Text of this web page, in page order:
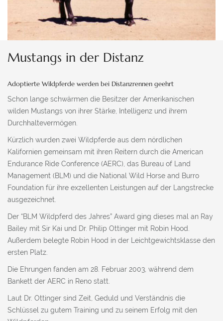
Mustangs in der Distanz
Adoptierte Wildpferde werden bei Distanzrennen geehrt
Schon lange schwärmen die Besitzer der Amerikanischen
wilden Mustangs von ihrer Stärke, Intelligenz und ihrem
Durchhaltevermögen.
Kürzlich wurden zwei Wildpferde aus dem nördlichen
Kalifornien gemeinsam mit ihren Reitern durch die American
Endurance Ride Conference (AERC), das Bureau of Land
Management (BLM) und die National Wild Horse and Burro
Foundation für ihre exzellenten Leistungen auf der Langstrecke
ausgezeichnet.
Der “BLM Wildpferd des Jahres” Award ging dieses mal an Ray
Bailey mit Sir Kai und Dr. Philip Ottinger mit Robin Hood.
Außerdem belegte Robin Hood in der Leichtgewichtsklasse den
ersten Platz.
Die Ehrungen fanden am 28. Februar 2003, während dem
Bankett der AERC in Reno statt.
Laut Dr. Ottinger sind Zeit, Geduld und Verständnis die
Schlüssel zu gutem Training und zu seinem Erfolg mit den